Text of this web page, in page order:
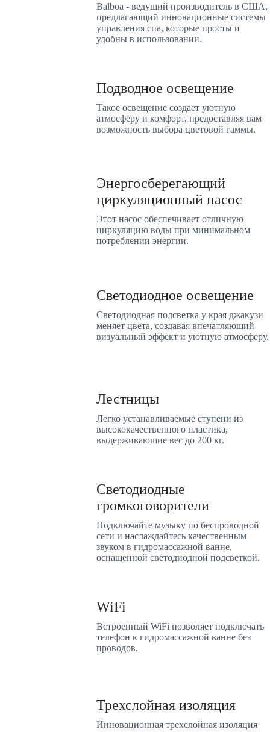
Balboa - ведущий производитель в США,
предлагающий инновационные системы
управления спа, которые просты и
удобны в использовании.
Подводное освещение
Такое освещение создает уютную
атмосферу и комфорт, предоставляя вам
возможность выбора цветовой гаммы.
Энергосберегающий
циркуляционный насос
Этот насос обеспечивает отличную
циркуляцию воды при минимальном
потреблении энергии.
Светодиодное освещение
Светодиодная подсветка у края джакузи
меняет цвета, создавая впечатляющий
визуальный эффект и уютную атмосферу.
Лестницы
Легко устанавливаемые ступени из
высококачественного пластика,
выдерживающие вес до 200 кг.
Светодиодные
громкоговорители
Подключайте музыку по беспроводной
сети и наслаждайтесь качественным
звуком в гидромассажной ванне,
оснащенной светодиодной подсветкой.
WiFi
Встроенный WiFi позволяет подключать
телефон к гидромассажной ванне без
проводов.
Трехслойная изоляция
Инновационная трехслойная изоляция